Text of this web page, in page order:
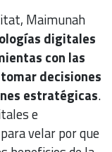
Maimunah
digitales
con las
decisiones
estratégicas.
e
velar por que